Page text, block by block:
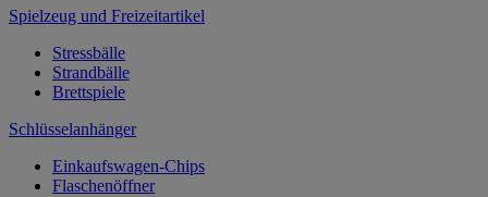
Spielzeug und Freizeitartikel
Stressbälle
Strandbälle
Brettspiele
Schlüsselanhänger
Einkaufswagen-Chips
Flaschenöffner